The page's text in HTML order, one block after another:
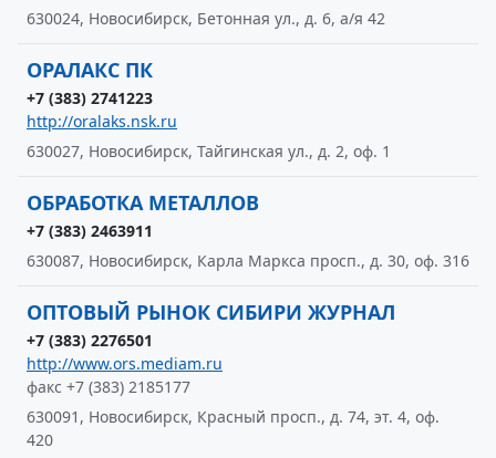
630024, Новосибирск, Бетонная ул., д. 6, а/я 42
ОРАЛАКС ПК
+7 (383) 2741223
http://oralaks.nsk.ru
630027, Новосибирск, Тайгинская ул., д. 2, оф. 1
ОБРАБОТКА МЕТАЛЛОВ
+7 (383) 2463911
630087, Новосибирск, Карла Маркса просп., д. 30, оф. 316
ОПТОВЫЙ РЫНОК СИБИРИ ЖУРНАЛ
+7 (383) 2276501
http://www.ors.mediam.ru
факс +7 (383) 2185177
630091, Новосибирск, Красный просп., д. 74, эт. 4, оф.
420